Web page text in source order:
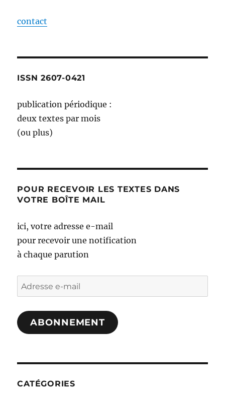
contact
ISSN 2607-0421
publication périodique :
deux textes par mois
(ou plus)
POUR RECEVOIR LES TEXTES DANS
VOTRE BOÎTE MAIL
ici, votre adresse e-mail
pour recevoir une notification
à chaque parution
Adresse
e-
mail
ABONNEMENT
CATÉGORIES